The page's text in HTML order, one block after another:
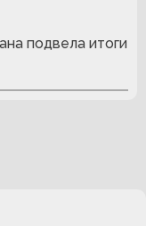
подвела итоги